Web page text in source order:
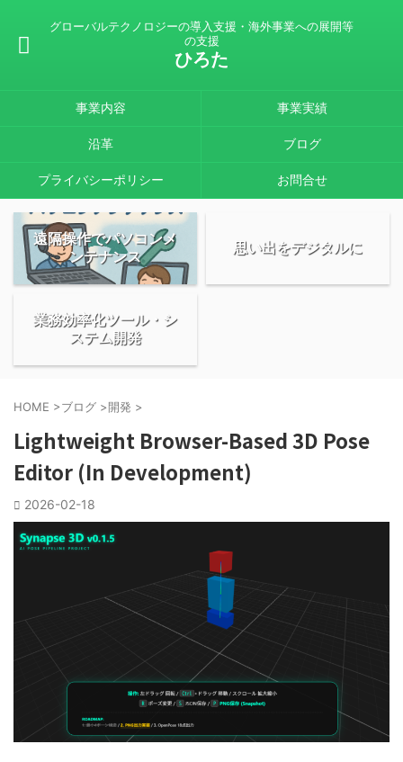
グローバルテクノロジーの導入支援・海外事業への展開等
の支援
ひろた
事業内容 事業実績
沿革 ブログ
プライバシーポリシー お問合せ
遠隔操作でパソコンメ
ンテナンス
思い出をデジタルに
業務効率化ツール・シ
ステム開発
HOME >ブログ >開発 >
Lightweight Browser-Based 3D Pose
Editor (In Development)
2026-02-18